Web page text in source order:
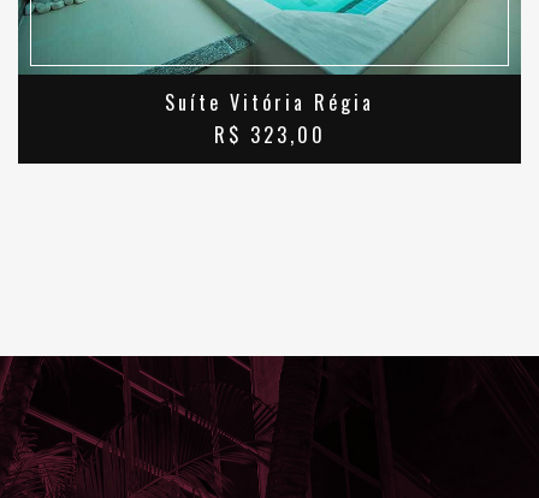
Suíte Vitória Régia
R$ 323,00